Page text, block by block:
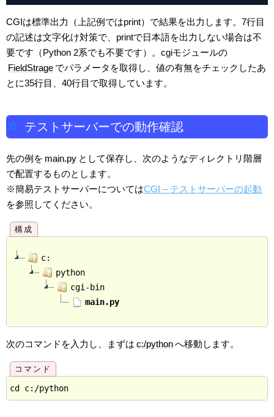
CGIは標準出力（上記例ではprint）で結果を出力します。7行目
の記述は文字化け対策で、printで日本語を出力しない場合は不
要です（Python 2系でも不要です）。cgiモジュールの
FieldStrage でパラメータを取得し、値の有無をチェックしたあ
とに35行目、40行目で取得しています。
テストサーバーでの動作確認
先の例を main.py として保存し、次のようなディレクトリ階層
で配置するものとします。
※簡易テストサーバーについてはCGI – テストサーバーの起動
を参照してください。
c:
python
cgi-bin
main.py
次のコマンドを入力し、まずは c:/pythonへ移動します。